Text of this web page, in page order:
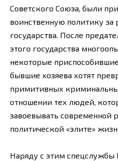
Советского Союза, были
воинственную политику
государства. После
этого государства
некоторые
бывшие хозяева хотят
примитивных
отношении тех людей,
завоевывать современной
политической «элите»
Наряду с этим спецслужбы